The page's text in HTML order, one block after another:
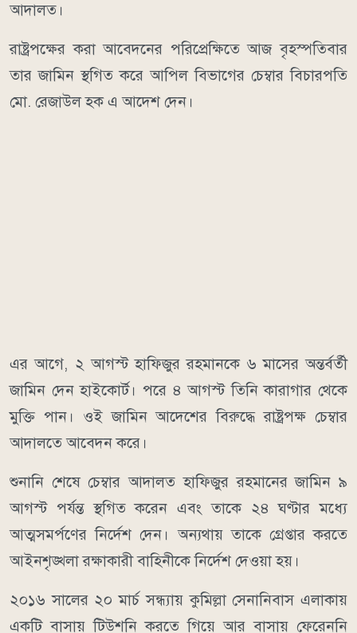
আদালত।
রাষ্ট্রপক্ষের করা আবেদনের পরিপ্রেক্ষিতে আজ বৃহস্পতিবার
তার জামিন স্থগিত করে আপিল বিভাগের চেম্বার বিচারপতি
মো. রেজাউল হক এ আদেশ দেন।
এর আগে, ২ আগস্ট হাফিজুর রহমানকে ৬ মাসের অন্তর্বর্তী
জামিন দেন হাইকোর্ট। পরে ৪ আগস্ট তিনি কারাগার থেকে
মুক্তি পান। ওই জামিন আদেশের বিরুদ্ধে রাষ্ট্রপক্ষ চেম্বার
আদালতে আবেদন করে।
শুনানি শেষে চেম্বার আদালত হাফিজুর রহমানের জামিন ৯
আগস্ট পর্যন্ত স্থগিত করেন এবং তাকে ২৪ ঘণ্টার মধ্যে
আত্মসমর্পণের নির্দেশ দেন। অন্যথায় তাকে গ্রেপ্তার করতে
আইনশৃঙ্খলা রক্ষাকারী বাহিনীকে নির্দেশ দেওয়া হয়।
২০১৬ সালের ২০ মার্চ সন্ধ্যায় কুমিল্লা সেনানিবাস এলাকায়
একটি বাসায় টিউশনি করতে গিয়ে আর বাসায় ফেরেননি